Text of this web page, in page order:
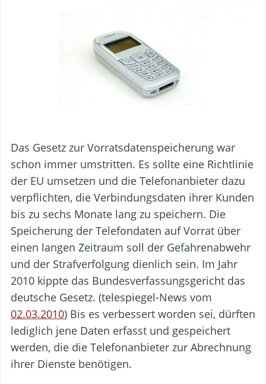
Das Gesetz zur Vorratsdatenspeicherung war
schon immer umstritten. Es sollte eine Richtlinie
der EU umsetzen und die Telefonanbieter dazu
verpflichten, die Verbindungsdaten ihrer Kunden
bis zu sechs Monate lang zu speichern. Die
Speicherung der Telefondaten auf Vorrat über
einen langen Zeitraum soll der Gefahrenabwehr
und der Strafverfolgung dienlich sein. Im Jahr
2010 kippte das Bundesverfassungsgericht das
deutsche Gesetz. (telespiegel-News vom
02.03.2010) Bis es verbessert worden sei, dürften
lediglich jene Daten erfasst und gespeichert
werden, die die Telefonanbieter zur Abrechnung
ihrer Dienste benötigen.